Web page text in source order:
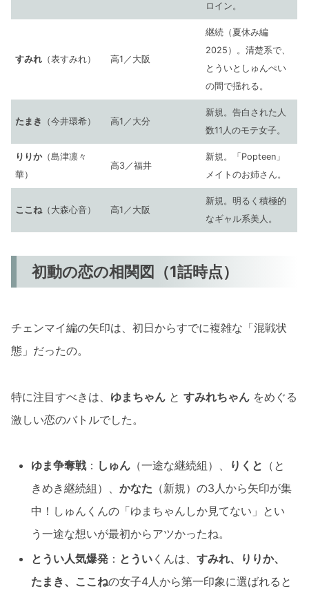
ロイン。
すみれ （表すみれ） 高1／大阪
継続（夏休み編
2025）。清楚系で、
とういとしゅんぺい
の間で揺れる。
たまき （今井環希） 高1／大分
新規。告白された人
数11人のモテ女子。
りりか（島津凛々
華）
高3／福井
新規。「Popteen」
メイトのお姉さん。
ここね（大森心音） 高1／大阪
新規。明るく積極的
なギャル系美人。
初動の恋の相関図（1話時点）
チェンマイ編の矢印は、初日からすでに複雑な「混戦状
態」だったの。
特に注目すべきは、 ゆまちゃん と すみれちゃん をめぐる
激しい恋のバトルでした。
ゆま争奪戦： しゅん （一途な継続組）、 りくと （と
きめき継続組）、かなた （新規）の3人から矢印が集
中！しゅんくんの「ゆまちゃんしか見てない」とい
う一途な想いが最初からアツかったね。
とうい人気爆発 ： とうい くんは、すみれ、りりか、
たまき、ここねの女子4人から第一印象に選ばれると